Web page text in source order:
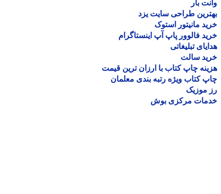
بار
طراحی سایت یزد
مانیتور استوک
فالوور پاپ آپ اینستاگرام
تبلیغاتی
سالت
چاپ کتاب با ارزان ترین قیمت
کتاب ویژه رتبه بندی معلمان
موزیک
مرکزی بوش